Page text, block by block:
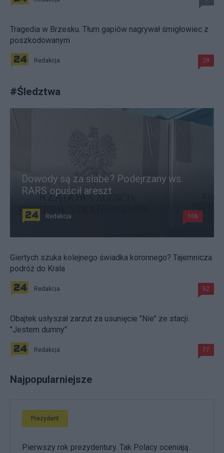
Tragedia w Brzesku. Tłum gapiów nagrywał śmigłowiec z
poszkodowanym
Redakcja 29
#Śledztwa
Dowody są za słabe? Podejrzany ws.
RARS opuścił areszt
Redakcja 106
Giertych szuka kolejnego świadka koronnego? Tajemnicza
podróż do Krala
Redakcja 52
Obajtek usłyszał zarzut za usunięcie "Nie" ze stacji.
"Jestem dumny"
Redakcja 77
Najpopularniejsze
Prezydent
Pierwszy rok prezydentury. Tak Polacy oceniają